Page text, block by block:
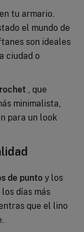
tu armario.
el mundo de
son ideales
ciudad o
, que
minimalista,
para un look
de punto y los
días más
que el lino